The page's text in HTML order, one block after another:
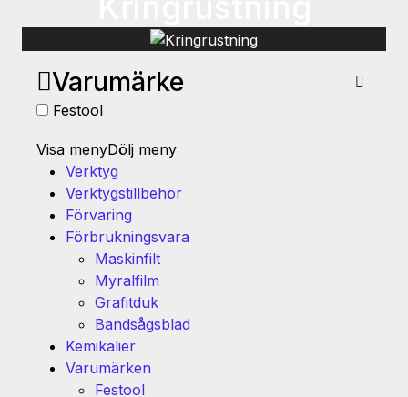
Varumärke
Festool
Visa menyDölj meny
Verktyg
Verktygstillbehör
Förvaring
Förbrukningsvara
Maskinfilt
Myralfilm
Grafitduk
Bandsågsblad
Kemikalier
Varumärken
Festool